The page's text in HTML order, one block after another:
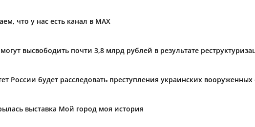
что у нас есть канал в МАХ
высвободить почти 3,8 млрд рублей в результате
России будет расследовать преступления украинских
выставка Мой город моя история